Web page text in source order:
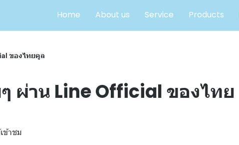
Home About us Service Products
ของไทยคูล
ผ่าน Line Official ของไทย
ข้าชม